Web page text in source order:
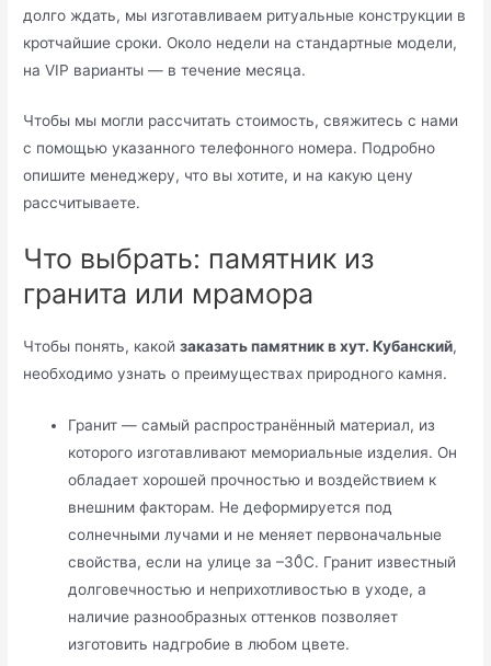
долго ждать, мы изготавливаем ритуальные конструкции в
кротчайшие сроки. Около недели на стандартные модели,
на VIP варианты — в течение месяца.
Чтобы мы могли рассчитать стоимость, свяжитесь с нами
с помощью указанного телефонного номера. Подробно
опишите менеджеру, что вы хотите, и на какую цену
рассчитываете.
Что выбрать: памятник из
гранита или мрамора
Чтобы понять, какойзаказать памятник в хут. Кубанский,
необходимо узнать о преимуществах природного камня.
Гранит — самый распространённый материал, из
которого изготавливают мемориальные изделия. Он
обладает хорошей прочностью и воздействием к
внешним факторам. Не деформируется под
солнечными лучами и не меняет первоначальные
свойства, если на улице за –30̊С. Гранит известный
долговечностью и неприхотливостью в уходе, а
наличие разнообразных оттенков позволяет
изготовить надгробие в любом цвете.